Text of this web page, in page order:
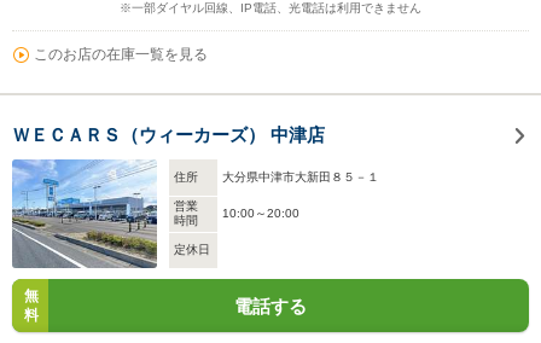
※一部ダイヤル回線、IP電話、光電話は利用できません
このお店の在庫一覧を見る
ＷＥＣＡＲＳ（ウィーカーズ） 中津店
住所 大分県中津市大新田８５－１
営業
時間
10:00～20:00
定休日
無
料
電話する